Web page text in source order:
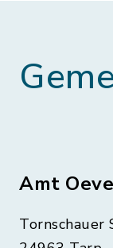
Amt
Tornschauer